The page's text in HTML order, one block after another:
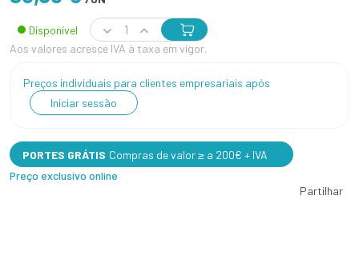
Disponível
Aos valores acresce IVA à taxa em vigor.
Preços individuais para clientes empresariais após
Iniciar sessão
PORTES GRÁTIS Compras de valor ≥ a 200€ + IVA
Preço exclusivo online
Partilhar